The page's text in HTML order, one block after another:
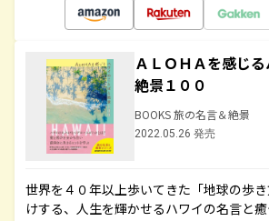
ＡＬＯＨＡを感じ
絶景１００
BOOKS 旅の名言＆絶景
2022.05.26 発売
世界を４０年以上歩いてきた「地球の歩
けする、人生を輝かせるハワイの名言と